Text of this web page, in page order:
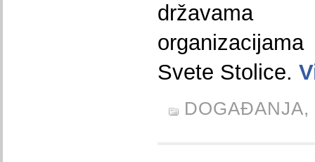
državama
Svete Stolice.
DOGAĐANJA,